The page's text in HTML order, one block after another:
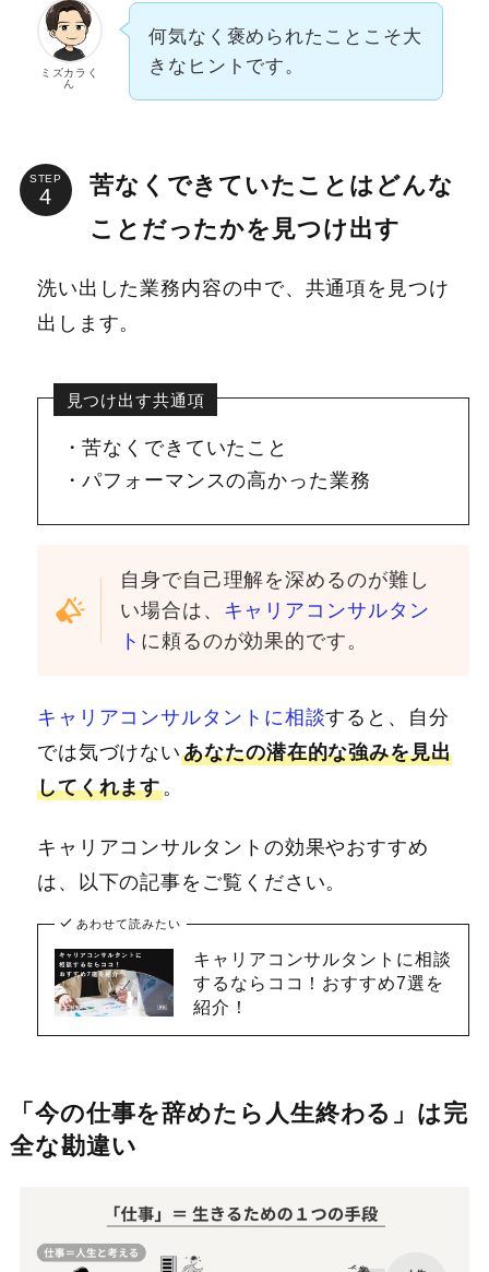
ミズカラく
ん
何気なく褒められたことこそ大
きなヒントです。
STEP
苦なくできていたことはどんな
ことだったかを見つけ出す
洗い出した業務内容の中で、共通項を見つけ
出します。
見つけ出す共通項
苦なくできていたこと
パフォーマンスの高かった業務
自身で自己理解を深めるのが難し
い場合は、 キャリアコンサルタン
ト に頼るのが効果的です。
キャリアコンサルタントに相談すると、自分
では気づけないあなたの潜在的な強みを見出
してくれます。
キャリアコンサルタントの効果やおすすめ
は、以下の記事をご覧ください。
あわせて読みたい
キャリアコンサルタントに相談
するならココ！おすすめ7選を
紹介！
「今の仕事を辞めたら人生終わる」は完
全な勘違い